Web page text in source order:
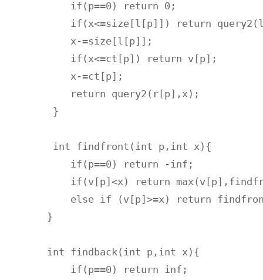
    if(p==0) return 0;
if(x<=size[l[p]]) return
    x-=size[l[p]];
    if(x<=ct[p]) return v[p];
    x-=ct[p];
    return query2(r[p],x);
}
int findfront(int p,int x){
    if(p==0) return -inf;
if(v[p]<x) return
else if (v[p]>=x) return
}
int findback(int p,int x){
    if(p==0) return inf;